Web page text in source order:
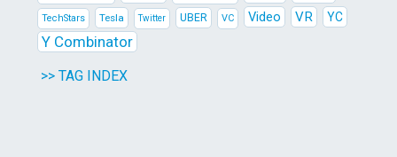
TechStars Tesla Twitter UBER VC Video VR YC
Y Combinator
>> TAG INDEX